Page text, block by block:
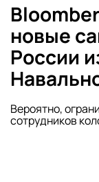
новые
России
Вероятно,
сотрудников